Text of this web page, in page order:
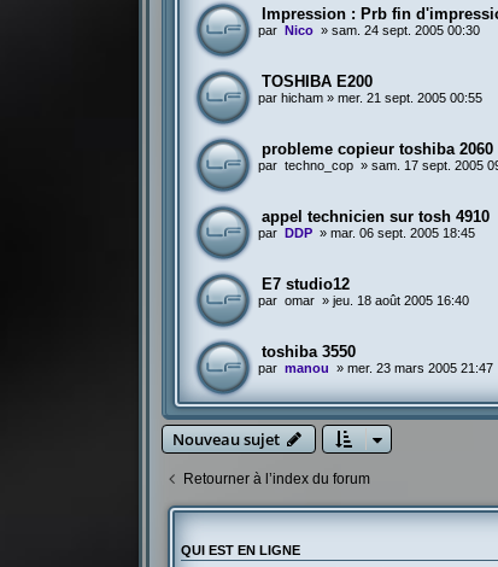
Impression : Prb fin
par Nico »sam. 24 sept. 2005 00:30
TOSHIBA E200
par hicham »mer. 21 sept. 2005 00:55
probleme copieur toshiba 2060
par techno_cop »sam. 17 sept. 2005
appel technicien sur tosh 4910
par DDP »mar. 06 sept. 2005 18:45
E7 studio12
par omar »jeu. 18 août 2005 16:40
toshiba 3550
par manou »mer. 23 mars 2005 21:47
Nouveau sujet
Retourner à l’index du forum
QUI EST EN LIGNE